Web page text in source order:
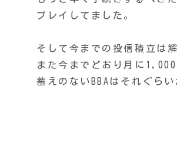
プレイしてました。
そして今までの投信積立は
また今までどおり月に1,000
蓄えのないBBAはそれぐらい